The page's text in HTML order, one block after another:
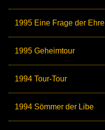
1995 Eine Frage der Ehre
1995 Geheimtour
1994 Tour-Tour
1994 Sömmer der Libe